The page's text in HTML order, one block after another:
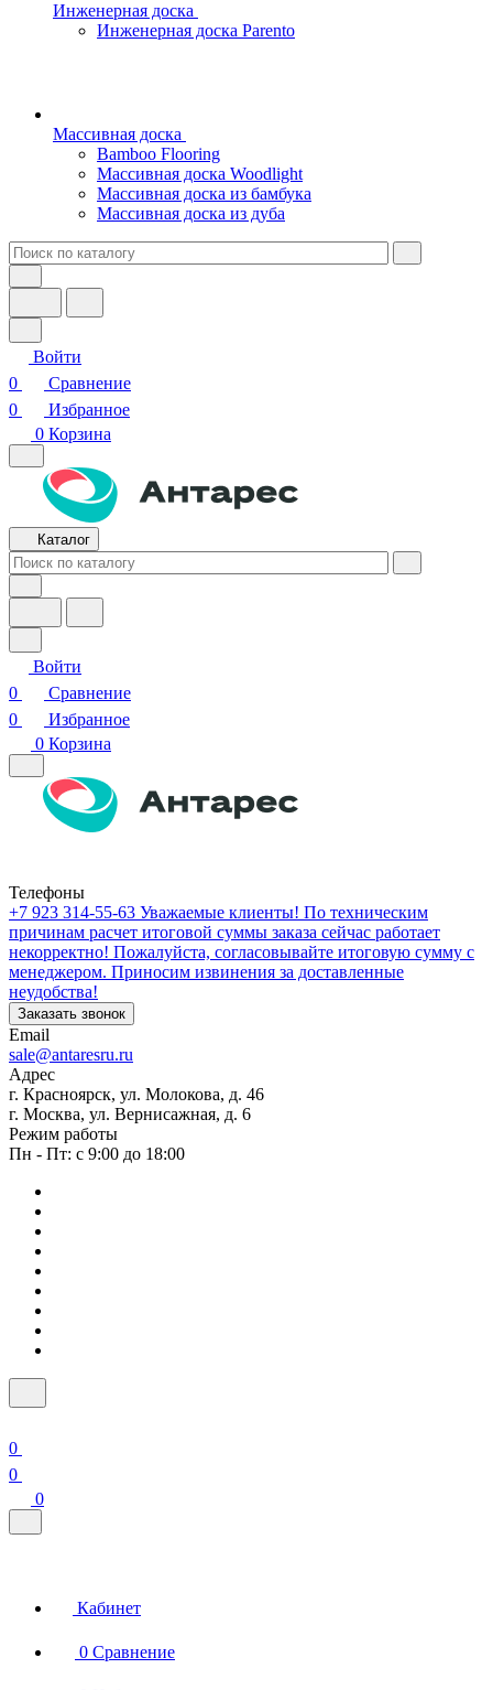
Инженерная доска
Инженерная доска Parento
Массивная доска
Bamboo Flooring
Массивная доска Woodlight
Массивная доска из бамбука
Массивная доска из дуба
Войти
0
Сравнение
0
Избранное
0 Корзина
Каталог
Войти
0
Сравнение
0
Избранное
0 Корзина
Телефоны
+7 923 314-55-63 Уважаемые клиенты! По техническим
причинам расчет итоговой суммы заказа сейчас работает
некорректно! Пожалуйста, согласовывайте итоговую сумму с
менеджером. Приносим извинения за доставленные
неудобства!
Заказать звонок
Email
sale@antaresru.ru
Адрес
г. Красноярск, ул. Молокова, д. 46
г. Москва, ул. Вернисажная, д. 6
Режим работы
Пн - Пт: с 9:00 до 18:00
0
0
0
Кабинет
0 Сравнение